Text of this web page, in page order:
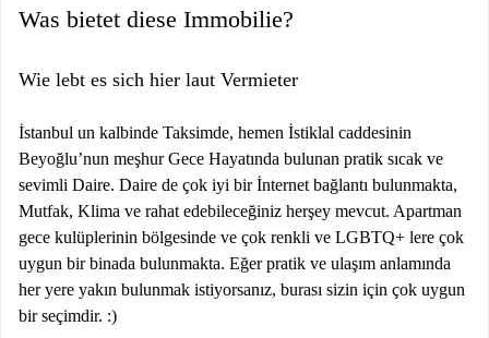
Was bietet diese Immobilie?
Wie lebt es sich hier laut Vermieter
İstanbul un kalbinde Taksimde, hemen İstiklal caddesinin
Beyoğlu’nun meşhur Gece Hayatında bulunan pratik sıcak ve
sevimli Daire. Daire de çok iyi bir İnternet bağlantı bulunmakta,
Mutfak, Klima ve rahat edebileceğiniz herşey mevcut. Apartman
gece kulüplerinin bölgesinde ve çok renkli ve LGBTQ+ lere çok
uygun bir binada bulunmakta. Eğer pratik ve ulaşım anlamında
her yere yakın bulunmak istiyorsanız, burası sizin için çok uygun
bir seçimdir. :)